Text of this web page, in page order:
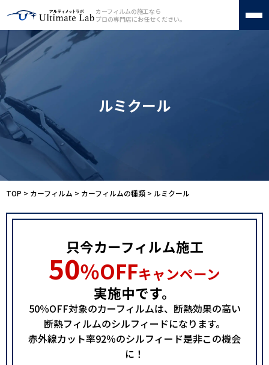
カーフィルムの施工なら
プロの専門店にお任せください。
車種別料金表
施工店舗一覧
050-1721-5070
受付時間 10:00〜19:00（不定休）
お問い合わせフォーム
ルミクール
TOP > カーフィルム > カーフィルムの種類 > ルミクール
只今カーフィルム施工
50％OFFキャンペーン
実施中です。
50％OFF対象のカーフィルムは、 断熱効果の高い
断熱フィルムのシルフィードになります。
赤外線カット率92％のシルフィード是非この機会
に！